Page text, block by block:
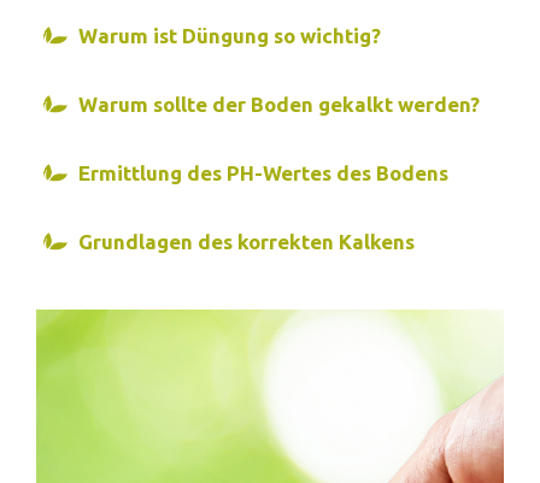
Warum ist Düngung so wichtig?
Warum sollte der Boden gekalkt werden?
Ermittlung des PH-Wertes des Bodens
Grundlagen des korrekten Kalkens